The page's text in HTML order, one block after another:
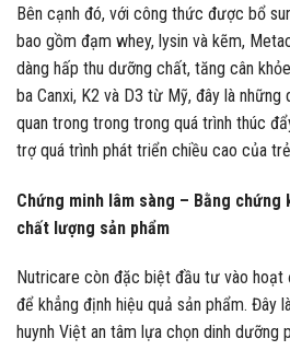
Bên cạnh đó, với công thức được bổ
bao gồm đạm whey, lysin và kẽm,
dàng hấp thu dưỡng chất, tăng cân
ba Canxi, K2 và D3 từ Mỹ, đây là
quan trong trong trong quá trình thúc
trợ quá trình phát triển chiều cao của
Chứng minh lâm sàng – Bằng chứng
chất lượng sản phẩm
Nutricare còn đặc biệt đầu tư vào hoạt
để khẳng định hiệu quả sản phẩm. Đây
huynh Việt an tâm lựa chọn dinh dưỡng